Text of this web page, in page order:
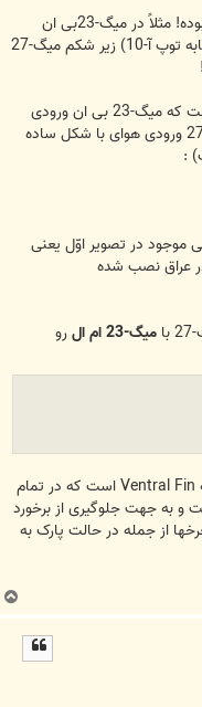
میگ-23بی ان یه جورایی مدل تقلبی میگ-27 بوده! مثلاً در میگ-23بی ان
خبری از توپ مخوف گاتلینگ 30 میلیمتری (مشابه توپ آ-10) زیر شکم میگ-27
مهمترین تفاوت ظاهری بین این دو هم این هست که میگ-23 بی ان ورودی
هوایی مشابه میگ-23های دیگر دارد ولی میگ-27 ورودی هوای با شکل ساده
:
موجود در تصویر اوّل یعنی
میگ-23 ام الرو
مورد 4 که دایره کشیده شده تفاوت نیست! بلکه Ventral Fin است که در تمام
23 و میگ-27 یکسان است و به جهت جلوگیری از برخورد
از جمله در حالت پارک به